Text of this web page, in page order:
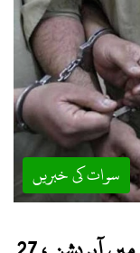
سوات کی خبریں